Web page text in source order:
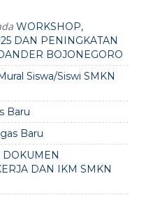
WORKSHOP,
DAN PENINGKATAN
BOJONEGORO
Siswa/Siswi SMKN
Baru
Baru
DAN IKM SMKN